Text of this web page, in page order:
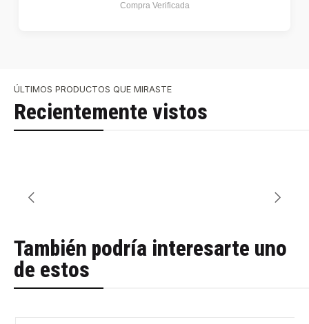
Compra Verificada
ÚLTIMOS PRODUCTOS QUE MIRASTE
Recientemente vistos
También podría interesarte uno
de estos